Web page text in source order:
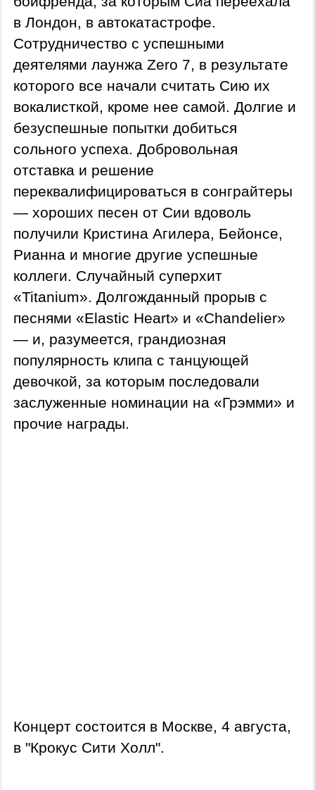
в Лондон, в автокатастрофе.
Сотрудничество с успешными
деятелями лаунжа Zero 7, в результате
которого все начали считать Сию их
вокалисткой, кроме нее самой. Долгие и
безуспешные попытки добиться
сольного успеха. Добровольная
отставка и решение
переквалифицироваться в сонграйтеры
— хороших песен от Сии вдоволь
получили Кристина Агилера, Бейонсе,
Рианна и многие другие успешные
коллеги. Случайный суперхит
«Titanium». Долгожданный прорыв с
песнями «Elastic Heart» и «Chandelier»
— и, разумеется, грандиозная
популярность клипа с танцующей
девочкой, за которым последовали
заслуженные номинации на «Грэмми» и
прочие награды.
Концерт состоится в Москве, 4 августа,
в "Крокус Сити Холл".